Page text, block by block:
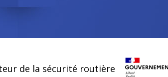
de la sécurité routière